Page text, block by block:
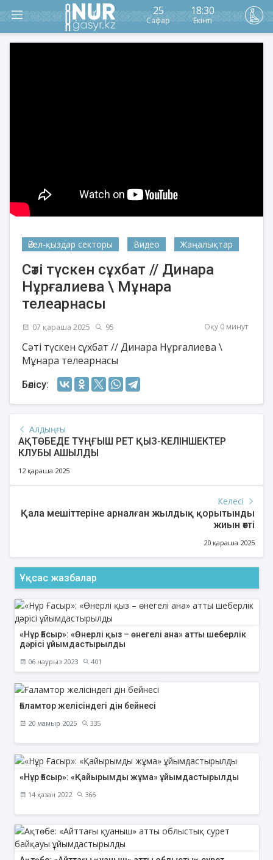
25
Сафар
18:30
Екінті
Әйел-қыздар секторы Видео Жаңалықтар
Сәті түскен сұхбат // Динара
Нұрғалиева \ Мұнара
телеарнасы
07 қараша 2025 95 Оқу 0 минут
Сәті түскен сұхбат // Динара Нұрғалиева \
Мұнара телеарнасы
Бөлісу:
Алдыңғы
АҚТӨБЕДЕ ТҰҢҒЫШ РЕТ ҚЫЗ-КЕЛІНШЕКТЕР
КЛУБЫ АШЫЛДЫ
12 қараша 2025
Келесі
Қала мешіттеріне арналған жылдық қорытынды
жиын өтті
20 қараша 2025
Ұқсас жазбалар
«Нұр Ғасыр»: «Өнерлі қыз – өнегелі ана» атты шеберлік
дәрісі ұйымдастырылды
06 наурыз 2023 401
Ғаламтор желісіндегі дін бейнесі
20 мамыр 2025 335
«Нұр Ғасыр»: «Қайырымды жұма» ұйымдастырылды
14 қазан 2022 366